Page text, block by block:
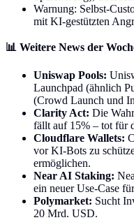
Warnung: Selbst-
mit KI-gestützten
📊 Weitere News der
Uniswap Pools:
Launchpad (ähnlich
(Crowd Launch und
Clarity Act: Die
fällt auf 15% – tot für
Cloudflare Wallets:
vor KI-Bots zu
ermöglichen.
Near AI Staking:
ein neuer Use-Case
Polymarket: Sucht
20 Mrd. USD.